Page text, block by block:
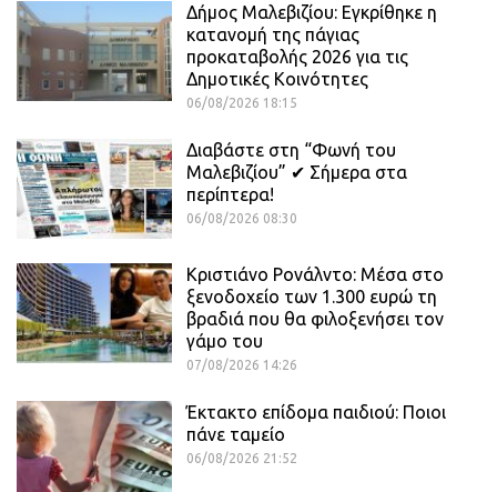
Δήμος Μαλεβιζίου: Εγκρίθηκε η
κατανομή της πάγιας
προκαταβολής 2026 για τις
Δημοτικές Κοινότητες
06/08/2026 18:15
Διαβάστε στη “Φωνή του
Μαλεβιζίου” ✔ Σήμερα στα
περίπτερα!
06/08/2026 08:30
Κριστιάνο Ρονάλντο: Μέσα στο
ξενοδοχείο των 1.300 ευρώ τη
βραδιά που θα φιλοξενήσει τον
γάμο του
07/08/2026 14:26
Έκτακτο επίδομα παιδιού: Ποιοι
πάνε ταμείο
06/08/2026 21:52